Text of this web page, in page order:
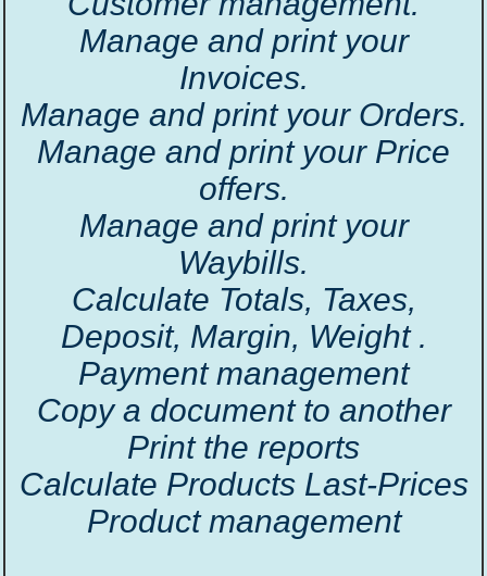
Manage and print your
Invoices.
Manage and print your Orders.
Manage and print your Price
offers.
Manage and print your
Waybills.
Calculate Totals, Taxes,
Deposit, Margin, Weight .
Payment management
Copy a document to another
Print the reports
Calculate Products Last-Prices
Product management